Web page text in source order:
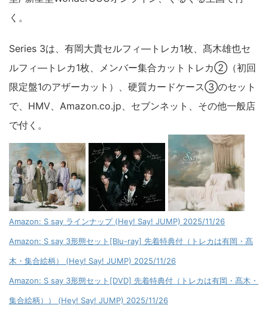
く。
Series 3は、有岡大貴セルフィ―トレカ1枚、髙木雄也セ
ルフィ―トレカ1枚、メンバー集合カットトレカ②（初回
限定盤1のアザーカット）、硬質カードケース③のセット
で、HMV、Amazon.co.jp、セブンネット、その他一般店
で付く。
Amazon: S say ラインナップ (Hey! Say! JUMP) 2025/11/26
Amazon: S say 3形態セット[Blu-ray] 先着特典付（トレカは有岡・髙
木・集合絵柄） (Hey! Say! JUMP) 2025/11/26
Amazon: S say 3形態セット[DVD] 先着特典付（トレカは有岡・髙木・
集合絵柄）） (Hey! Say! JUMP) 2025/11/26